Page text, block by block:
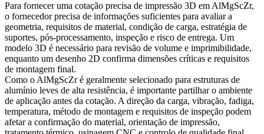
Para fornecer uma cotação precisa de impressão 3D em AlMgScZr,
o fornecedor precisa de informações suficientes para avaliar a
geometria, requisitos de material, condição de carga, estratégia de
suportes, pós-processamento, inspeção e risco de entrega. Um
modelo 3D é necessário para revisão de volume e imprimibilidade,
enquanto um desenho 2D confirma dimensões críticas e requisitos
de montagem final.
Como o AlMgScZr é geralmente selecionado para estruturas de
alumínio leves de alta resistência, é importante partilhar o ambiente
de aplicação antes da cotação. A direção da carga, vibração, fadiga,
temperatura, método de montagem e requisitos de inspeção podem
afetar a confirmação do material, orientação de impressão,